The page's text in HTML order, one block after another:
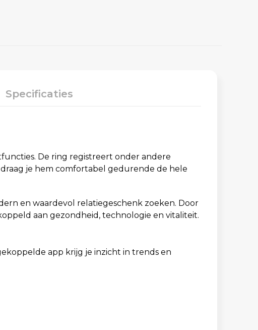
Specificaties
De ring registreert onder andere
je hem comfortabel gedurende de hele
en waardevol relatiegeschenk zoeken. Door
aan gezondheid, technologie en vitaliteit.
app krijg je inzicht in trends en